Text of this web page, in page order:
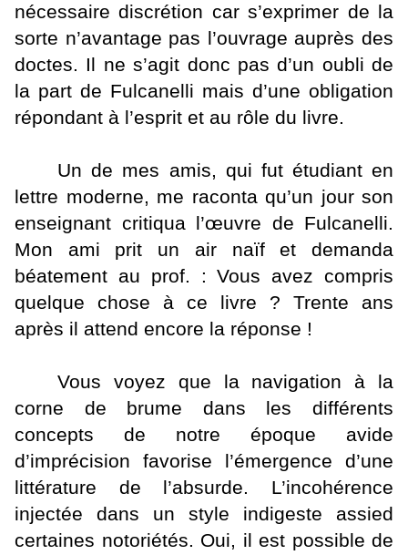
nécessaire discrétion car s’exprimer de la
sorte n’avantage pas l’ouvrage auprès des
doctes. Il ne s’agit donc pas d’un oubli de
la part de Fulcanelli mais d’une obligation
répondant à l’esprit et au rôle du livre.
Un de mes amis, qui fut étudiant en
lettre moderne, me raconta qu’un jour son
enseignant critiqua l’œuvre de Fulcanelli.
Mon ami prit un air naïf et demanda
béatement au prof. : Vous avez compris
quelque chose à ce livre ? Trente ans
après il attend encore la réponse !
Vous voyez que la navigation à la
corne de brume dans les différents
concepts de notre époque avide
d’imprécision favorise l’émergence d’une
littérature de l’absurde. L’incohérence
injectée dans un style indigeste assied
certaines notoriétés. Oui, il est possible de